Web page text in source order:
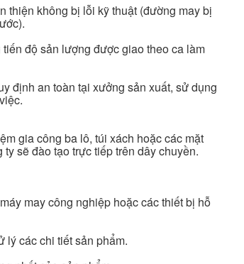
thiện không bị lỗi kỹ thuật (đường may bị
độ sản lượng được giao theo ca làm
định an toàn tại xưởng sản xuất, sử dụng
gia công ba lô, túi xách hoặc các mặt
sẽ đào tạo trực tiếp trên dây chuyền.
may công nghiệp hoặc các thiết bị hỗ
lý các chi tiết sản phẩm.